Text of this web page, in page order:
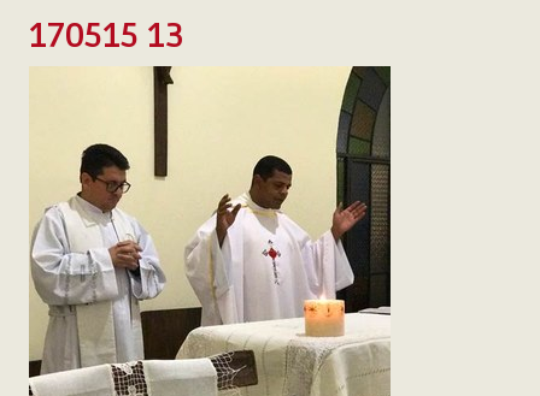
MISIÓN
P. AUGUSTO ETCHECOPAR
170515 13